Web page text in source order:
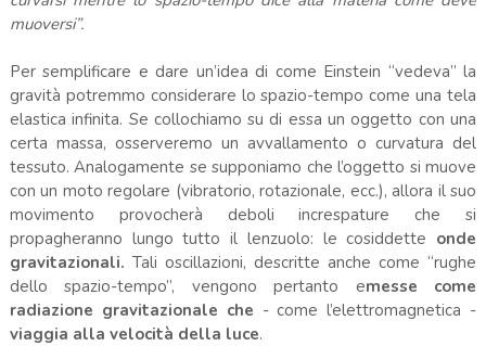
muoversi”.
Per semplificare e dare un’idea di come Einstein “vedeva” la
gravità potremmo considerare lo spazio-tempo come una tela
elastica infinita. Se collochiamo su di essa un oggetto con una
certa massa, osserveremo un avvallamento o curvatura del
tessuto. Analogamente se supponiamo che l’oggetto si muove
con un moto regolare (vibratorio, rotazionale, ecc.), allora il suo
movimento provocherà deboli increspature che si
propagheranno lungo tutto il lenzuolo: le cosiddette onde
gravitazionali. Tali oscillazioni, descritte anche come “rughe
dello spazio-tempo”, vengono pertanto emesse come
radiazione gravitazionale che - come l’elettromagnetica -
viaggia alla velocità della luce.